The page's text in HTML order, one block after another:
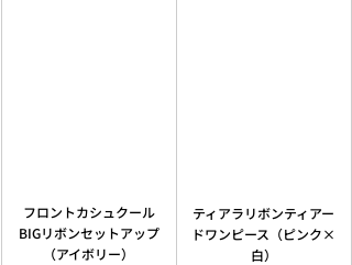
フロントカシュクール
BIGリボンセットアップ
（アイボリー）
ティアラリボンティアー
ドワンピース（ピンク×
白）